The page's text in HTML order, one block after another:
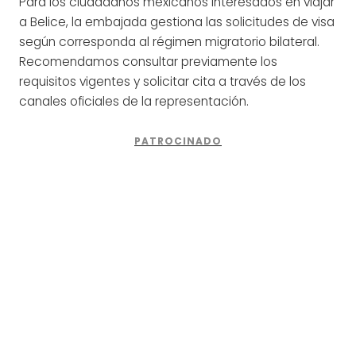
a Belice, la embajada gestiona las solicitudes de visa
según corresponda al régimen migratorio bilateral.
Recomendamos consultar previamente los
requisitos vigentes y solicitar cita a través de los
canales oficiales de la representación.